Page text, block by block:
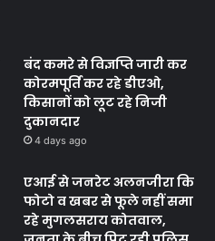
बंद कमरे से विज्ञप्ति जारी कर
कोरमपूर्ति कर रहे डीएओ,
किसानों को लूट रहे निजी
दुकानदार
4 days ago
एआई से जनरेट अलनजीरा कि
फोटो व खबर से फूले नहीं समा
रहे मुगलसराय कोतवाल,